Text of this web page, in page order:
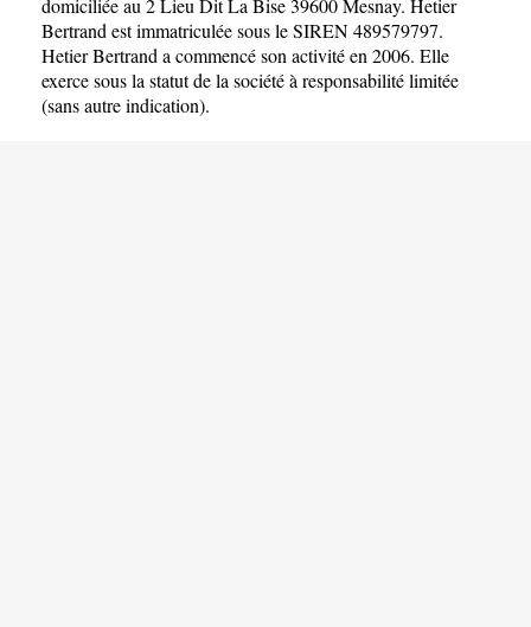
domiciliée au 2 Lieu Dit La Bise 39600 Mesnay. Hetier
Bertrand est immatriculée sous le SIREN 489579797.
Hetier Bertrand a commencé son activité en 2006. Elle
exerce sous la statut de la société à responsabilité limitée
(sans autre indication).